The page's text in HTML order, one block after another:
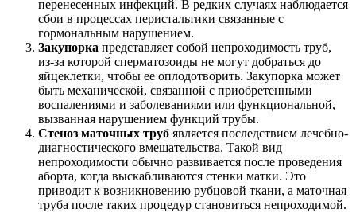
перенесенных инфекций. В редких случаях наблюдается
сбои в процессах перистальтики связанные с
гормональным нарушением.
Закупорка представляет собой непроходимость труб,
из-за которой сперматозоиды не могут добраться до
яйцеклетки, чтобы ее оплодотворить. Закупорка может
быть механической, связанной с приобретенными
воспалениями и заболеваниями или функциональной,
вызванная нарушением функций трубы.
Стеноз маточных труб является последствием лечебно-
диагностического вмешательства. Такой вид
непроходимости обычно развивается после проведения
аборта, когда выскабливаются стенки матки. Это
приводит к возникновению рубцовой ткани, а маточная
труба после таких процедур становиться непроходимой.